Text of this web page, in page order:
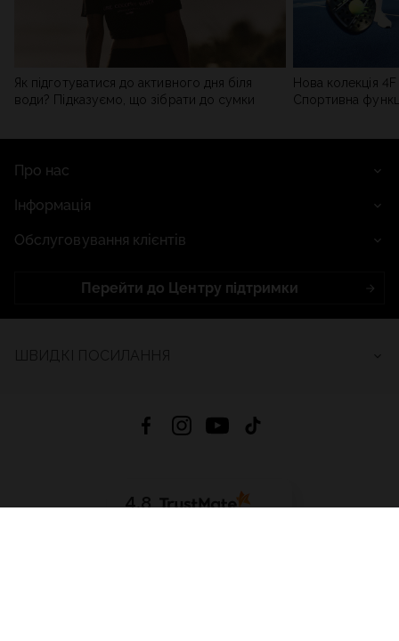
Як підготуватися до активного дня біля
води? Підказуємо, що зібрати до сумки
Нова колекція
Спортивна
Про нас
Інформація
Обслуговування клієнтів
Перейти до Центру підтримки
4.8